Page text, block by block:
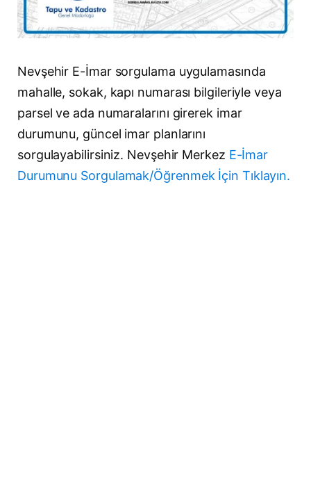
Nevşehir E-İmar sorgulama uygulamasında
mahalle, sokak, kapı numarası bilgileriyle veya
parsel ve ada numaralarını girerek imar
durumunu, güncel imar planlarını
sorgulayabilirsiniz. Nevşehir Merkez E-İmar
Durumunu Sorgulamak/Öğrenmek İçin Tıklayın.